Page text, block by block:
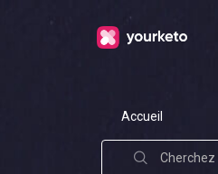
Accueil